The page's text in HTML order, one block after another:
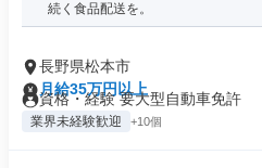
続く食品配送を。
長野県松本市
月給35万円以上
資格・経験 要大型自動車免許
業界未経験歓迎 +10個